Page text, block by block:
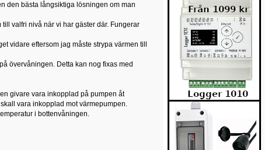
den bästa långsiktiga lösningen om man
valfri nivå när vi har gäster där. Fungerar
vidare eftersom jag måste strypa värmen till
övervåningen. Detta kan nog fixas med
givare vara inkopplad på pumpen åt
vara inkopplad mot värmepumpen.
i bottenvåningen.